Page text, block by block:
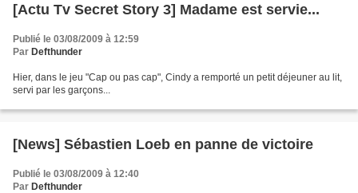
[Actu Tv Secret Story 3] Madame est servie...
Publié le 03/08/2009 à 12:59
Par Defthunder
Hier, dans le jeu "Cap ou pas cap", Cindy a remporté un petit déjeuner au lit,
servi par les garçons...
[News] Sébastien Loeb en panne de victoire
Publié le 03/08/2009 à 12:40
Par Defthunder